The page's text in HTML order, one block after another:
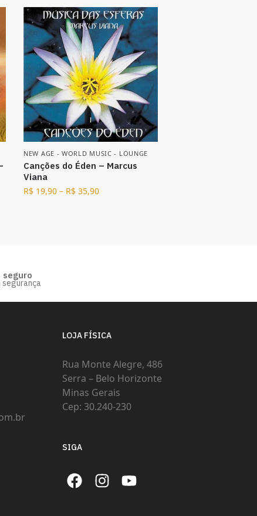
NEW AGE - WORLD MUSIC - LOUNGE
Canções do Éden – Marcus
Viana
R$ 19,90 – R$ 35,90
seguro
segurança
LOJA FÍSICA
Rua Monte Alegre, 486
Serra – Belo Horizonte
Minas Gerais
Cep: 30.240-230
SIGA